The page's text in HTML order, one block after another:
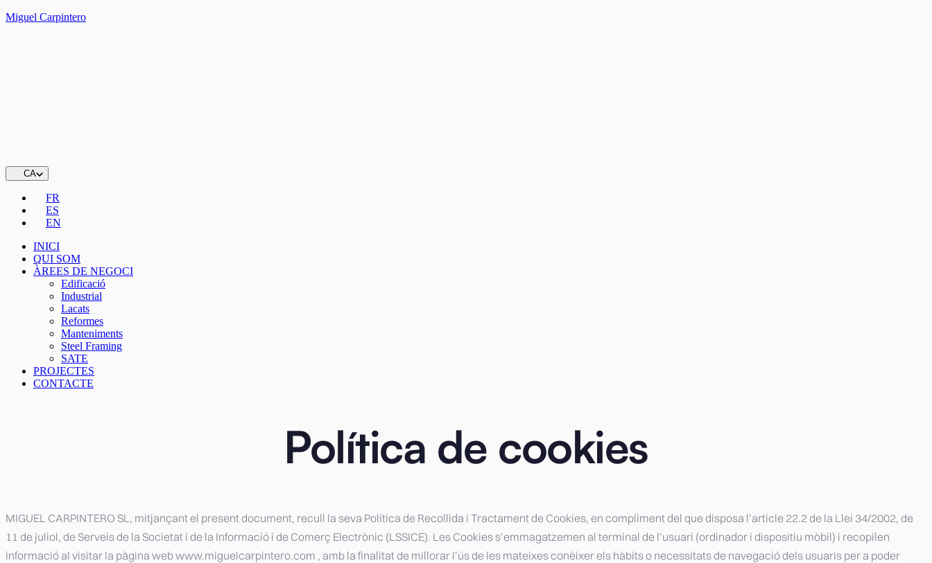
Miguel Carpintero
CA
FR
ES
EN
INICI
QUI SOM
ÀREES DE NEGOCI
Edificació
Industrial
Lacats
Reformes
Manteniments
Steel Framing
SATE
PROJECTES
CONTACTE
Política de cookies
MIGUEL CARPINTERO SL, mitjançant el present document, recull la seva Política de Recollida i Tractament de Cookies, en compliment del que disposa l’article 22.2 de la Llei 34/2002, de
11 de juliol, de Serveis de la Societat i de la Informació i de Comerç Electrònic (LSSICE). Les Cookies s’emmagatzemen al terminal de l’usuari (ordinador i dispositiu mòbil) i recopilen
informació al visitar la pàgina web www.miguelcarpintero.com , amb la finalitat de millorar l’ús de les mateixes conèixer els hàbits o necessitats de navegació dels usuaris per a poder